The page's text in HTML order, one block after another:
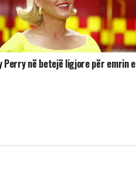
Perry në betejë ligjore për emrin e